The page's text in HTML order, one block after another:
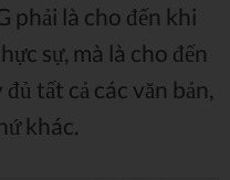
phải là cho đến khi
sự, mà là cho đến
tất cả các văn bản,
khác.